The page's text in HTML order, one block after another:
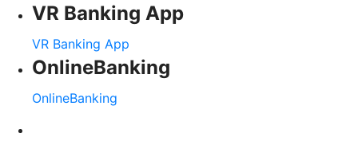
VR Banking App
VR Banking App
OnlineBanking
OnlineBanking